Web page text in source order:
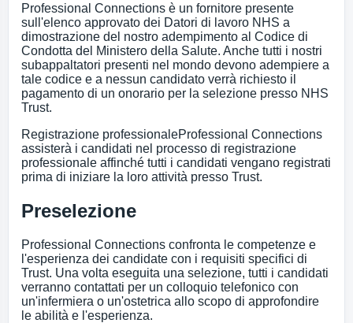
Professional Connections è un fornitore presente
sull'elenco approvato dei Datori di lavoro NHS a
dimostrazione del nostro adempimento al Codice di
Condotta del Ministero della Salute. Anche tutti i nostri
subappaltatori presenti nel mondo devono adempiere a
tale codice e a nessun candidato verrà richiesto il
pagamento di un onorario per la selezione presso NHS
Trust.
Registrazione professionaleProfessional Connections
assisterà i candidati nel processo di registrazione
professionale affinché tutti i candidati vengano registrati
prima di iniziare la loro attività presso Trust.
Preselezione
Professional Connections confronta le competenze e
l'esperienza dei candidate con i requisiti specifici di
Trust. Una volta eseguita una selezione, tutti i candidati
verranno contattati per un colloquio telefonico con
un'infermiera o un'ostetrica allo scopo di approfondire
le abilità e l'esperienza.